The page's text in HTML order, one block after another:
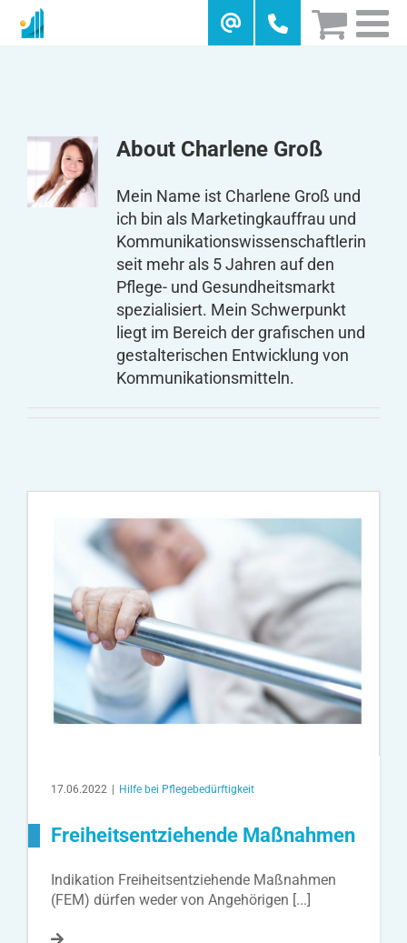
About Charlene Groß
Mein Name ist Charlene Groß und
ich bin als Marketingkauffrau und
Kommunikationswissenschaftlerin
seit mehr als 5 Jahren auf den
Pflege- und Gesundheitsmarkt
spezialisiert. Mein Schwerpunkt
liegt im Bereich der grafischen und
gestalterischen Entwicklung von
Kommunikationsmitteln.
17.06.2022 | Hilfe bei Pflegebedürftigkeit
Freiheitsentziehende Maßnahmen
Indikation Freiheitsentziehende Maßnahmen
(FEM) dürfen weder von Angehörigen [...]